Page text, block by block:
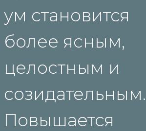
ум становится
более ясным,
целостным и
созидательным.
Повышается